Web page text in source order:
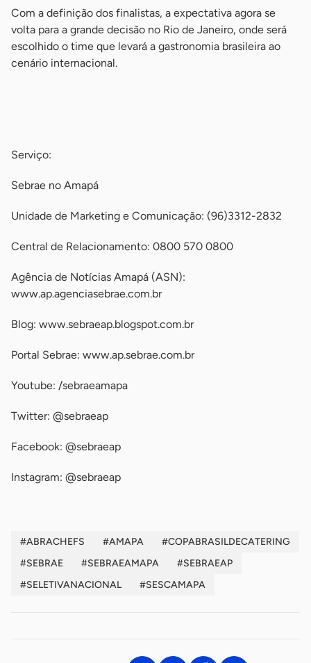
Com a definição dos finalistas, a expectativa agora se
volta para a grande decisão no Rio de Janeiro, onde será
escolhido o time que levará a gastronomia brasileira ao
cenário internacional.
Serviço:
Sebrae no Amapá
Unidade de Marketing e Comunicação: (96)3312-2832
Central de Relacionamento: 0800 570 0800
Agência de Notícias Amapá (ASN):
www.ap.agenciasebrae.com.br
Blog: www.sebraeap.blogspot.com.br
Portal Sebrae: www.ap.sebrae.com.br
Youtube: /sebraeamapa
Twitter: @sebraeap
Facebook: @sebraeap
Instagram: @sebraeap
#ABRACHEFS #AMAPA
#COPABRASILDECATERING
#SEBRAE
#SEBRAEAMAPA
#SEBRAEAP
#SELETIVANACIONAL
#SESCAMAPA